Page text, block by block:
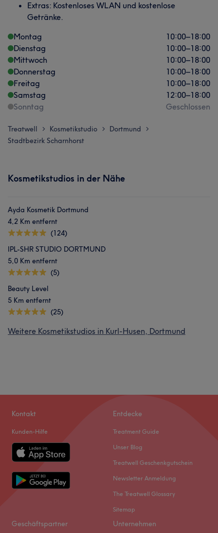
Extras: Kostenloses WLAN und kostenlose
Getränke.
Montag
10:00–18:00
Dienstag
10:00–18:00
Mittwoch
10:00–18:00
Donnerstag
10:00–18:00
Freitag
10:00–18:00
Samstag
12:00–18:00
Sonntag
Geschlossen
Treatwell > Kosmetikstudio > Dortmund >
Stadtbezirk Scharnhorst
Kosmetikstudios in der Nähe
Ayda Kosmetik Dortmund
4,2 Km entfernt
(124)
IPL-SHR STUDIO DORTMUND
5,0 Km entfernt
(5)
Beauty Level
5 Km entfernt
(25)
Weitere Kosmetikstudios in Kurl-Husen, Dortmund
Kontakt
Kunden-Hilfe
Entdecke
Treatment Guide
Unser Blog
Treatwell Geschenkgutschein
Newsletter Anmeldung
The Treatwell Glossary
Sitemap
Geschäftspartner Unternehmen